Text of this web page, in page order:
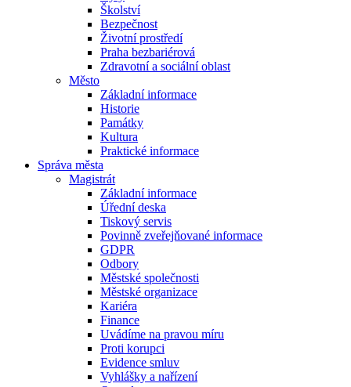
Školství
Bezpečnost
Životní prostředí
Praha bezbariérová
Zdravotní a sociální oblast
Město
Základní informace
Historie
Památky
Kultura
Praktické informace
Správa města
Magistrát
Základní informace
Úřední deska
Tiskový servis
Povinně zveřejňované informace
GDPR
Odbory
Městské společnosti
Městské organizace
Kariéra
Finance
Uvádíme na pravou míru
Proti korupci
Evidence smluv
Vyhlášky a nařízení